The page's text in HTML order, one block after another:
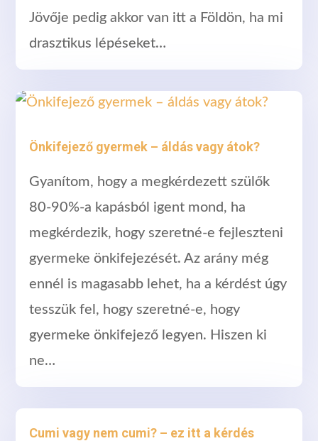
Jövője pedig akkor van itt a Földön, ha mi
drasztikus lépéseket…
Önkifejező gyermek – áldás vagy átok?
Gyanítom, hogy a megkérdezett szülők
80-90%-a kapásból igent mond, ha
megkérdezik, hogy szeretné-e fejleszteni
gyermeke önkifejezését. Az arány még
ennél is magasabb lehet, ha a kérdést úgy
tesszük fel, hogy szeretné-e, hogy
gyermeke önkifejező legyen. Hiszen ki
ne…
Cumi vagy nem cumi? – ez itt a kérdés